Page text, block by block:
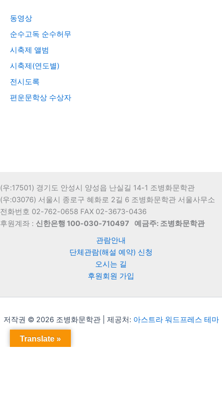
동영상
순수고독 순수허무
시축제 앨범
시축제(연도별)
전시도록
편운문학상 수상자
(우:17501) 경기도 안성시 양성읍 난실길 14-1 조병화문학관
(우:03076) 서울시 종로구 혜화로 2길 6 조병화문학관 서울사무소
전화번호 02-762-0658 FAX 02-3673-0436
후원계좌 : 신한은행 100-030-710497
예금주: 조병화문학관
관람안내
단체관람(해설 예약) 신청
오시는 길
후원회원 가입
저작권 © 2026 조병화문학관 | 제공처: 아스트라 워드프레스 테마
Translate »